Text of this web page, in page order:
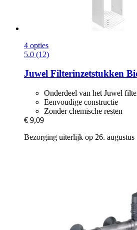
4 opties
5.0 (12)
Juwel Filterinzetstukken
Onderdeel van het Juwel
Eenvoudige constructie
Zonder chemische resten
€ 9,09
Bezorging uiterlijk op 26. augustus